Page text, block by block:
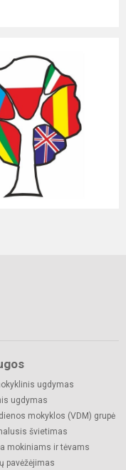
ugdymas
ugdymas
mokyklos (VDM) grupė
švietimas
mokiniams ir tėvams
pavėžėjimas